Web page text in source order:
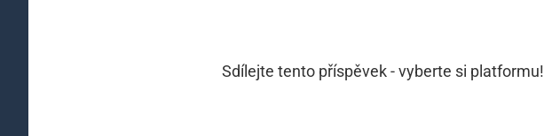
Sdílejte tento příspěvek - vyberte si platformu!